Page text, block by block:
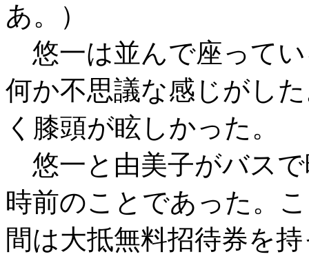
あ。）
悠一は並んで座って
何か不思議な感じがし
く膝頭が眩しかった。
悠一と由美子がバス
時前のことであった。
間は大抵無料招待券を